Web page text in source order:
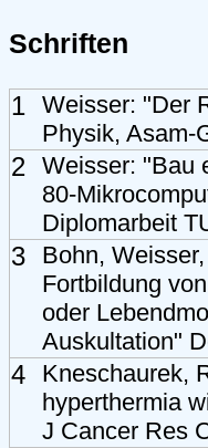
Schriften
1 Weisser: "Der
Physik, Asam-
2 Weisser: "Bau
80-
Diplomarbeit
3
Bohn,
Fortbildung
oder
Auskultation"
4
Kneschaurek,
hyperthermia
J Cancer Res